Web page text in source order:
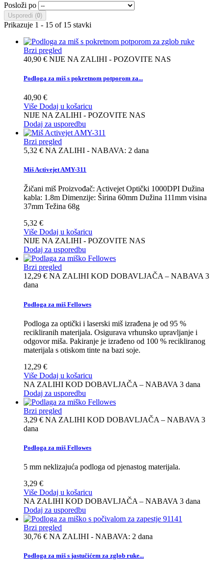
Posloži po
Usporedi (0)
Prikazuje 1 - 15 of 15 stavki
Brzi pregled
40,90 € NIJE NA ZALIHI - POZOVITE NAS
Podloga za miš s pokretnom potporom za...
40,90 €
Više Dodaj u košaricu
NIJE NA ZALIHI - POZOVITE NAS
Dodaj za usporedbu
Brzi pregled
5,32 € NA ZALIHI - NABAVA: 2 dana
Miš Activejet AMY-311
Žičani miš Proizvođač: Activejet Optički 1000DPI Dužina
kabla: 1.8m Dimenzije: Širina 60mm Dužina 111mm visina
37mm Težina 68g
5,32 €
Više Dodaj u košaricu
NIJE NA ZALIHI - POZOVITE NAS
Dodaj za usporedbu
Brzi pregled
12,29 € NA ZALIHI KOD DOBAVLJAČA – NABAVA 3
dana
Podloga za miš Fellowes
Podloga za optički i laserski miš izrađena je od 95 %
recikliranih materijala. Osigurava vrhunsko upravljanje i
odgovor miša. Pakiranje je izrađeno od 100 % recikliranog
materijala s otiskom tinte na bazi soje.
12,29 €
Više Dodaj u košaricu
NA ZALIHI KOD DOBAVLJAČA – NABAVA 3 dana
Dodaj za usporedbu
Brzi pregled
3,29 € NA ZALIHI KOD DOBAVLJAČA – NABAVA 3
dana
Podloga za miš Fellowes
5 mm neklizajuća podloga od pjenastog materijala.
3,29 €
Više Dodaj u košaricu
NA ZALIHI KOD DOBAVLJAČA – NABAVA 3 dana
Dodaj za usporedbu
Brzi pregled
30,76 € NA ZALIHI - NABAVA: 2 dana
Podloga za miš s jastučićem za zglob ruke...